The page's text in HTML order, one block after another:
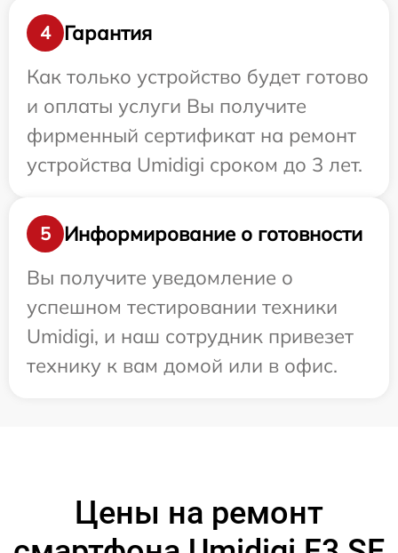
4
Гарантия
Как только устройство будет готово
и оплаты услуги Вы получите
фирменный сертификат на ремонт
устройства Umidigi сроком до 3 лет.
5
Информирование о готовности
Вы получите уведомление о
успешном тестировании техники
Umidigi, и наш сотрудник привезет
технику к вам домой или в офис.
Цены на ремонт